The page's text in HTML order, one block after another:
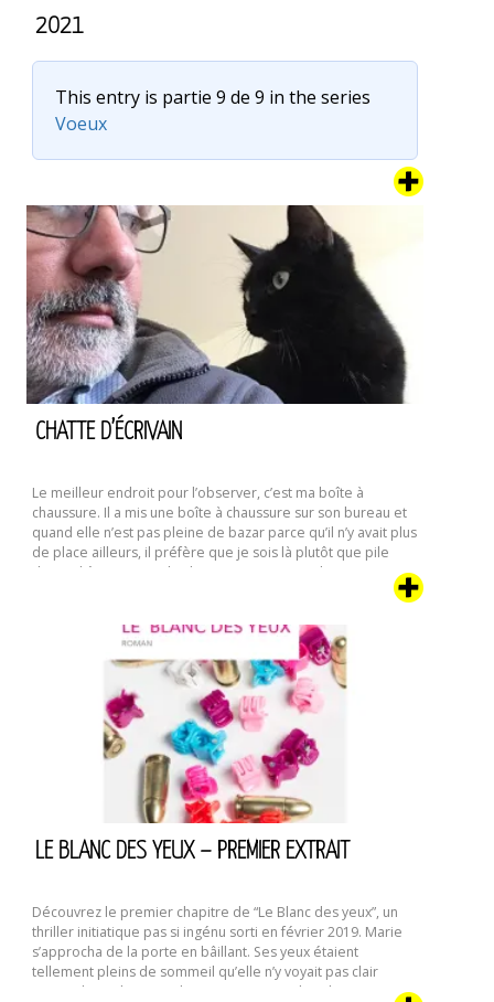
2021
This entry is partie 9 de 9 in the series
Voeux
C’est l’heure de la carte de voeux 2021. Je crois que l’année
dernière, les voeux ont foiré quelque part. De peur de vous
porter la poisse, je vous propose de faire vos propres
voeux pour 2021. Je fais pareil. Du coup, merci pour mes
voeux. Et bien sûr, si ce n’est pas déjà fait, allez …
Continuer
la lecture de2021
CHATTE D’ÉCRIVAIN
Le meilleur endroit pour l’observer, c’est ma boîte à
chaussure. Il a mis une boîte à chaussure sur son bureau et
quand elle n’est pas pleine de bazar parce qu’il n’y avait plus
de place ailleurs, il préfère que je sois là plutôt que pile
devant l’écran ou sur le clavier. C’est aussi un bon …
LE BLANC DES YEUX – PREMIER EXTRAIT
Découvrez le premier chapitre de “Le Blanc des yeux”, un
thriller initiatique pas si ingénu sorti en février 2019. Marie
s’approcha de la porte en bâillant. Ses yeux étaient
tellement pleins de sommeil qu’elle n’y voyait pas clair
et maudissait le tireur de sonnette matinal qui l’avait